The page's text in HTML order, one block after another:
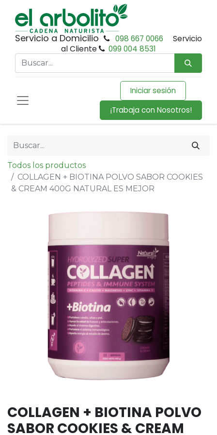
Servicio a Domicilio 098 667 0066
Servicio
al Cliente
099 004 8531
Iniciar sesión
¡Trabaja con Nosotros!
Todos los productos
COLLAGEN + BIOTINA POLVO SABOR COOKIES
& CREAM 400G NATURAL ES MEJOR
COLLAGEN + BIOTINA POLVO
SABOR COOKIES & CREAM